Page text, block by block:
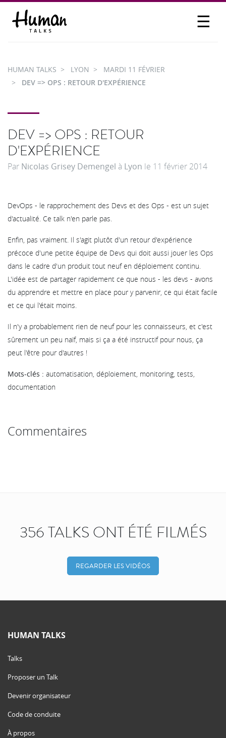
☰
PARTICIPER
HUMAN TALKS LYON
MARDI 11 FÉVRIER
DEV => OPS : RETOUR D'EXPÉRIENCE
DEV => OPS : RETOUR
D'EXPÉRIENCE
Par Nicolas Grisey Demengel à Lyon le 11 février 2014
DevOps - le rapprochement des Devs et des Ops - est un sujet
d'actualité. Ce talk n'en parle pas.
Enfin, pas vraiment. Il s'agit plutôt d'un retour d'expérience
précoce d'une petite équipe de Devs qui doit aussi jouer les Ops
dans le cadre d'un produit tout neuf en déploiement continu.
L'idée est de partager rapidement ce que nous - les devs - avons
du apprendre et mettre en place pour y parvenir, ce qui était facile
et ce qui l'était moins.
Il n'y a probablement rien de neuf pour les connaisseurs, et c'est
sûrement un peu naïf, mais si ça a été instructif pour nous, ça
peut l'être pour d'autres !
Mots-clés : automatisation, déploiement, monitoring, tests,
documentation
Commentaires
356 TALKS ONT ÉTÉ FILMÉS
REGARDER LES VIDÉOS
HUMAN TALKS
Talks
Proposer un Talk
Devenir organisateur
Code de conduite
À propos